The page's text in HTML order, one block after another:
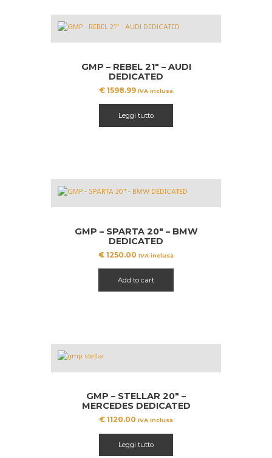
GMP – REBEL 21″ – AUDI
DEDICATED
€ 1598.99 IVA inclusa
Leggi tutto
GMP – SPARTA 20″ – BMW
DEDICATED
€ 1250.00 IVA inclusa
Add to cart
GMP – STELLAR 20″ –
MERCEDES DEDICATED
€ 1120.00 IVA inclusa
Leggi tutto